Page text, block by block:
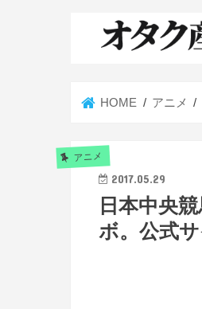
HOME アニメ
アニメ
2017.05.29
日本中央
ボ。公式